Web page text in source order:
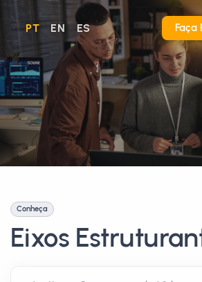
PT EN ES Faça
Conheça
Eixos